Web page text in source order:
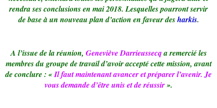
rendra ses conclusions en mai 2018. Lesquelles pourront servir
de base à un nouveau plan d’action en faveur des harkis.
A l’issue de la réunion, Geneviève Darrieussecqa remercié les
membres du groupe de travail d’avoir accepté cette mission, avant
de conclure : «Il faut maintenant avancer et préparer l’avenir. Je
vous demande d’être unis et de réussir».